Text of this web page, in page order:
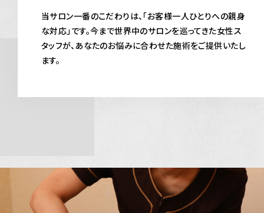
当サロン一番のこだわりは、「お客様一人ひとりへの親身
な対応」です。今まで世界中のサロンを巡ってきた女性ス
タッフが、あなたのお悩みに合わせた施術をご提供いたし
ます。